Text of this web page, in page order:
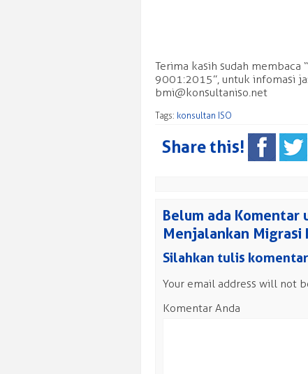
Terima kasih sudah
9001:2015”, untuk infomasi
bmi@konsultaniso.net
Tags: konsultan ISO
Share this!
Belum ada
Menjalankan Migrasi
Silahkan tulis
Your email address will not
Komentar Anda